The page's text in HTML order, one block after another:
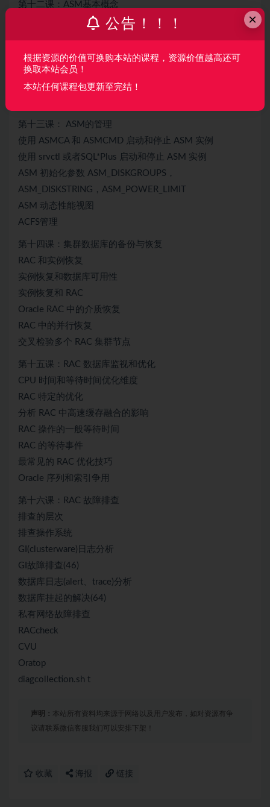
第十二课：ASM基本概念
什么是 Oracle ASM
ASM 的主要功能和优点
管理 ASM 口令文件
ASM 实例，磁盘组，磁盘，文件，条带化
第十三课： ASM的管理
使用 ASMCA 和 ASMCMD 启动和停止 ASM 实例
使用 srvctl 或者SQL*Plus 启动和停止 ASM 实例
ASM 初始化参数 ASM_DISKGROUPS，
ASM_DISKSTRING，ASM_POWER_LIMIT
ASM 动态性能视图
ACFS管理
第十四课：集群数据库的备份与恢复
RAC 和实例恢复
实例恢复和数据库可用性
实例恢复和 RAC
Oracle RAC 中的介质恢复
RAC 中的并行恢复
交叉检验多个 RAC 集群节点
第十五课：RAC 数据库监视和优化
CPU 时间和等待时间优化维度
RAC 特定的优化
分析 RAC 中高速缓存融合的影响
RAC 操作的一般等待时间
RAC 的等待事件
最常见的 RAC 优化技巧
Oracle 序列和索引争用
第十六课：RAC 故障排查
排查的层次
排查操作系统
GI(clusterware)日志分析
GI故障排查(46)
数据库日志(alert、trace)分析
数据库挂起的解决(64)
私有网络故障排查
RACcheck
CVU
Oratop
diagcollection.sh t
声明： 本站所有资料均来源于网络以及用户发布，如对资源有争
议请联系微信客服我们可以安排下架！
收藏 海报 链接
×
公告！！！
根据资源的价值可换购本站的课程，资源价值越高还可
换取本站会员！
本站任何课程包更新至完结！